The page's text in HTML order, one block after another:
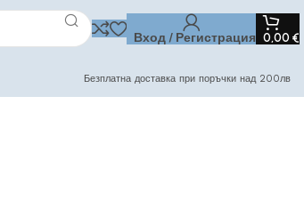
Вход / Регистрация 0,00 €
Безплатна доставка при поръчки над 200лв